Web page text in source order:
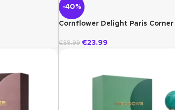
-40%
Cornflower Delight Paris Corner
€39.99 €23.99